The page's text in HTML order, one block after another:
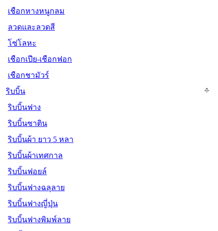
เชือกหางหนูกลม
ลวดและลวดสี
โซ่โลหะ
เชือกเปีย-เชือกฟอก
เชือกชามัวร์
ริบบิ้น
ริบบิ้นฟาง
ริบบิ้นซาติน
ริบบิ้นผ้า ยาว 5 หลา
ริบบิ้นผ้าเทศกาล
ริบบิ้นฟอยล์
ริบบิ้นฟางฉลุลาย
ริบบิ้นฟางญี่ปุ่น
ริบบิ้นฟางพิมพ์ลาย